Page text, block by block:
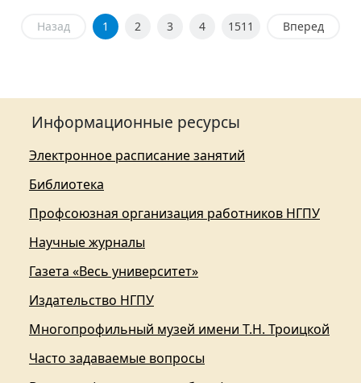
Назад 1 2 3 4 1511 Вперед
Информационные ресурсы
Электронное расписание занятий
Библиотека
Профсоюзная организация работников НГПУ
Научные журналы
Газета «Весь университет»
Издательство НГПУ
Многопрофильный музей имени Т.Н. Троицкой
Часто задаваемые вопросы